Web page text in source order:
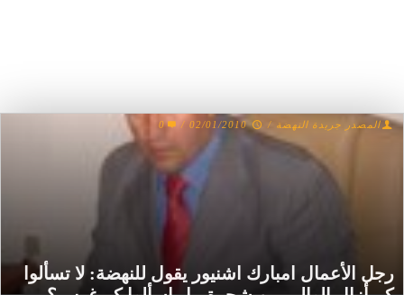
رجل الأعمال امبارك اشنيور يقول للنهضة: لا تسألوا
المصدر جريدة النهضة /
02/01/2010
/
0